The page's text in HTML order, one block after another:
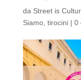
da Street is
Siamo, tirocini| 0